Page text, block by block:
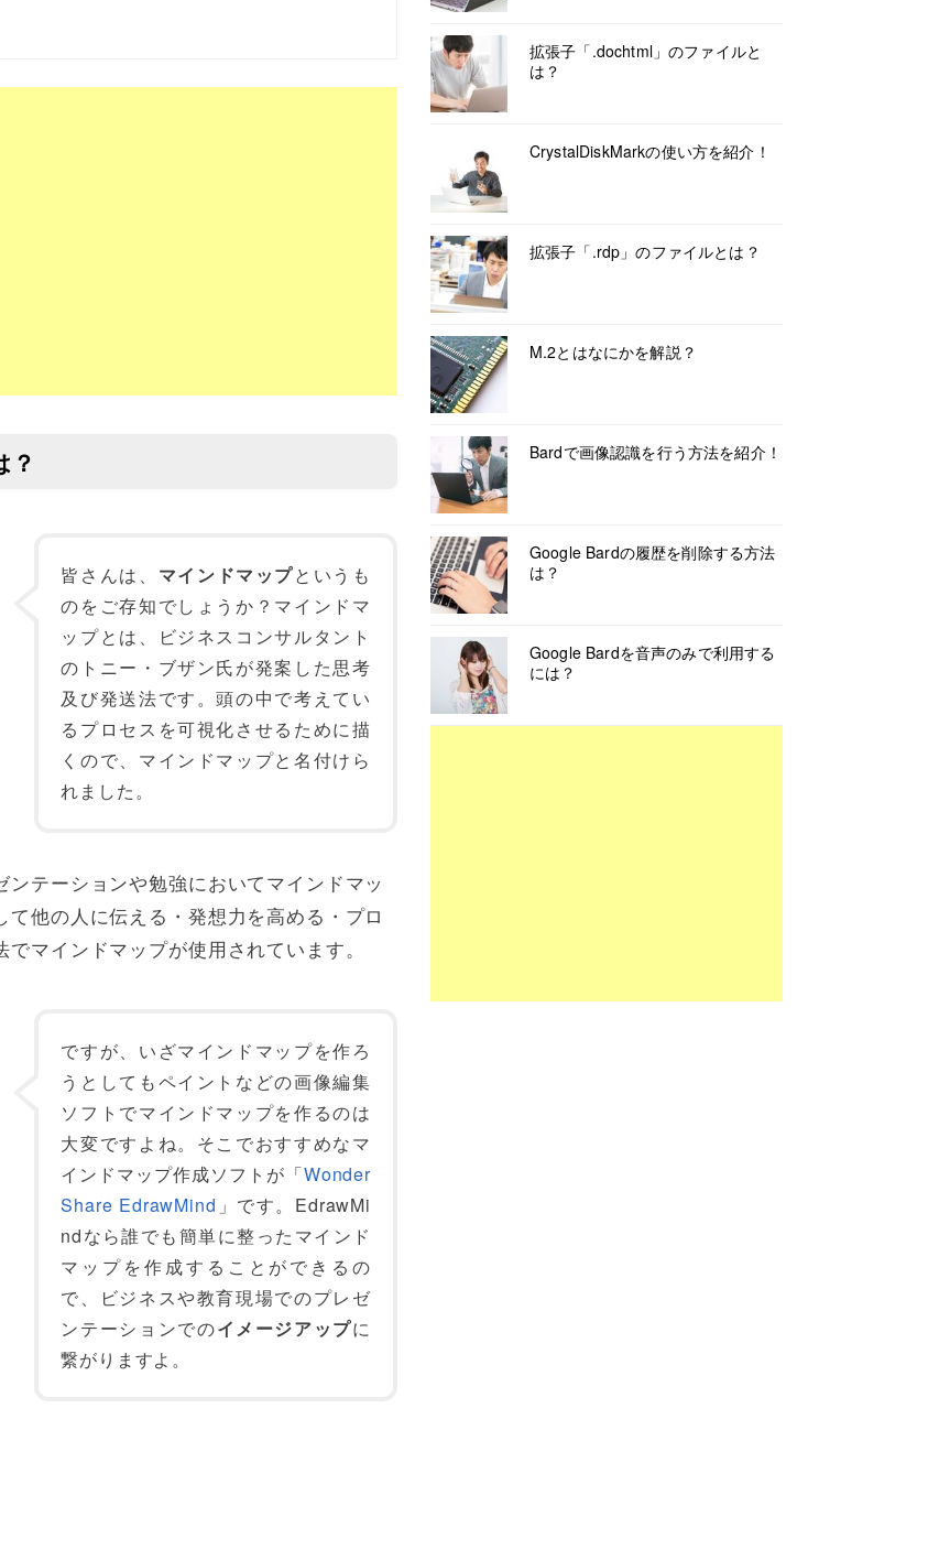
？
皆さんは、 マインドマップというも
のをご存知でしょうか？マインドマ
ップとは、ビジネスコンサルタント
のトニー・ブザン氏が発案した思考
及び発送法です。頭の中で考えてい
るプロセスを可視化させるために描
くので、マインドマップと名付けら
れました。
テーションや勉強においてマインドマッ
他の人に伝える・発想力を高める・プロ
マインドマップが使用されています。
ですが、いざマインドマップを作ろ
うとしてもペイントなどの画像編集
ソフトでマインドマップを作るのは
大変ですよね。そこでおすすめなマ
インドマップ作成ソフトが「Wonder
Share EdrawMind 」です。EdrawMi
ndなら誰でも簡単に整ったマインド
マップを作成することができるの
で、ビジネスや教育現場でのプレゼ
ンテーションでのイメージアップに
繋がりますよ。
拡張子「.dochtml」のファイルと
は？
CrystalDiskMarkの使い方を紹介！
拡張子「.rdp」のファイルとは？
M.2とはなにかを解説？
Bardで画像認識を行う方法を紹介！
Google Bardの履歴を削除する方法
は？
Google Bardを音声のみで利用する
には？